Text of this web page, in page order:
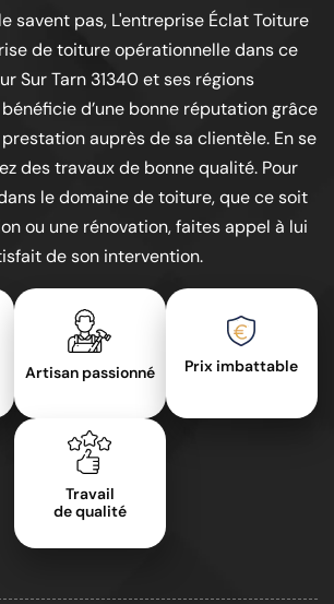
savent pas, L'entreprise Éclat Toiture
de toiture opérationnelle dans ce
Sur Tarn 31340 et ses régions
d’une bonne réputation grâce
auprès de sa clientèle. En se
des travaux de bonne qualité. Pour
le domaine de toiture, que ce soit
ou une rénovation, faites appel à lui
de son intervention.
Artisan passionné Prix imbattable
Travail
de qualité